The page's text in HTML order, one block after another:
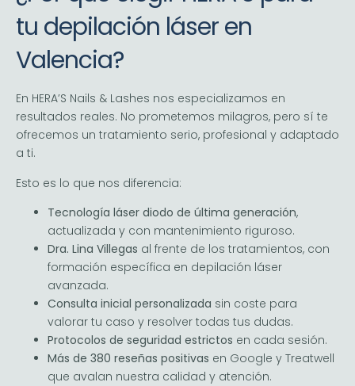
tu depilación láser en
Valencia?
En HERA’S Nails & Lashes nos especializamos en
resultados reales. No prometemos milagros, pero sí te
ofrecemos un tratamiento serio, profesional y adaptado
a ti.
Esto es lo que nos diferencia:
Tecnología láser diodo de última generación,
actualizada y con mantenimiento riguroso.
Dra. Lina Villegas al frente de los tratamientos, con
formación específica en depilación láser
avanzada.
Consulta inicial personalizada sin coste para
valorar tu caso y resolver todas tus dudas.
Protocolos de seguridad estrictos en cada sesión.
Más de 380 reseñas positivas en Google y Treatwell
que avalan nuestra calidad y atención.